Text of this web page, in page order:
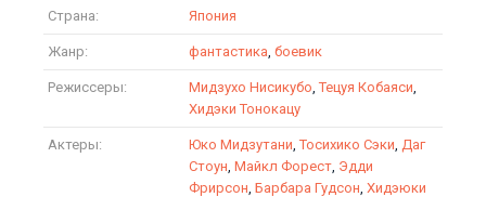
Страна: Япония
Жанр: фантастика, боевик
Режиссеры: Мидзухо Нисикубо,Тецуя Кобаяси,
Хидэки Тонокацу
Актеры: Юко Мидзутани,Тосихико Сэки, Даг
Стоун, Майкл Форест, Эдди
Фрирсон, Барбара Гудсон, Хидэюки